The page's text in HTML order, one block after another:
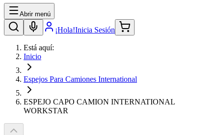
Abrir menú
¡Hola!Inicia Sesión
Está aquí:
Inicio
Espejos Para Camiones International
ESPEJO CAPO CAMION INTERNATIONAL
WORKSTAR